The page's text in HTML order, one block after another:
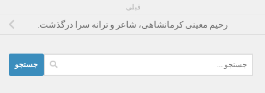
قبلی
رحیم معینی کرمانشاهی،‌ شاعر و ترانه سرا درگذشت.
برای: